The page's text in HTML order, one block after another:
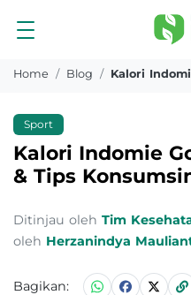
Home Blog Kalori
Sport
Kalori Indomie
& Tips
Ditinjau oleh Tim
oleh Herzanindya
Bagikan: